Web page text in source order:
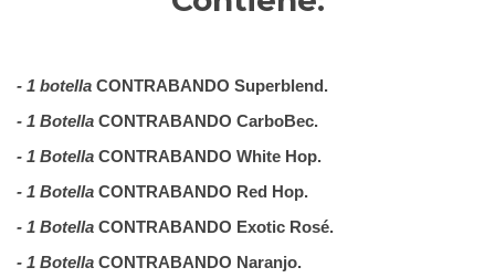
- 1 botella CONTRABANDO Superblend.
- 1 Botella CONTRABANDO CarboBec.
- 1 Botella CONTRABANDO White Hop.
- 1 Botella CONTRABANDO Red Hop.
- 1 Botella CONTRABANDO Exotic Rosé.
- 1 Botella CONTRABANDO Naranjo.